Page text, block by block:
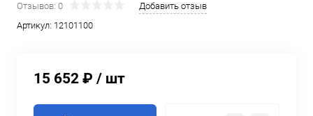
Отзывов: 0
Добавить отзыв
Артикул: 12101100
15 652 ₽ / шт